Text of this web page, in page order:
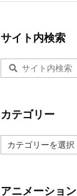
サイト内検索
カテゴリー
テ
ー
アニメーション